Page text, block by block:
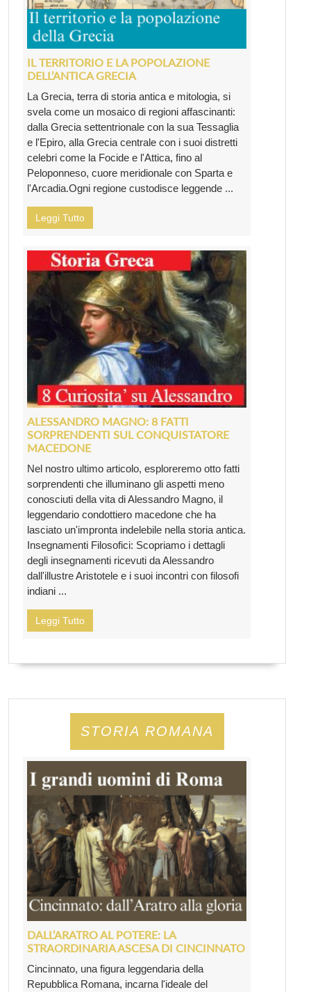
IL TERRITORIO E LA POPOLAZIONE
DELL’ANTICA GRECIA
La Grecia, terra di storia antica e mitologia, si
svela come un mosaico di regioni affascinanti:
dalla Grecia settentrionale con la sua Tessaglia
e l'Epiro, alla Grecia centrale con i suoi distretti
celebri come la Focide e l'Attica, fino al
Peloponneso, cuore meridionale con Sparta e
l'Arcadia.Ogni regione custodisce leggende ...
Leggi Tutto
ALESSANDRO MAGNO: 8 FATTI
SORPRENDENTI SUL CONQUISTATORE
MACEDONE
Nel nostro ultimo articolo, esploreremo otto fatti
sorprendenti che illuminano gli aspetti meno
conosciuti della vita di Alessandro Magno, il
leggendario condottiero macedone che ha
lasciato un'impronta indelebile nella storia antica.
Insegnamenti Filosofici: Scopriamo i dettagli
degli insegnamenti ricevuti da Alessandro
dall'illustre Aristotele e i suoi incontri con filosofi
indiani ...
Leggi Tutto
STORIA ROMANA
DALL’ARATRO AL POTERE: LA
STRAORDINARIA ASCESA DI CINCINNATO
Cincinnato, una figura leggendaria della
Repubblica Romana, incarna l'ideale del